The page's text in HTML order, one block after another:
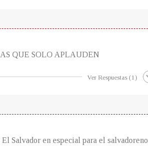
QUE SOLO APLAUDEN
Ver Respuestas (1)
Salvador en especial para el salvadoreno